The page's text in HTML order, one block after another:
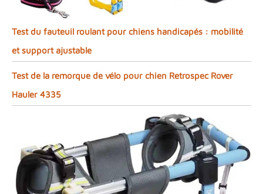
Test du fauteuil roulant pour chiens handicapés : mobilité
et support ajustable
Test de la remorque de vélo pour chien Retrospec Rover
Hauler 4335